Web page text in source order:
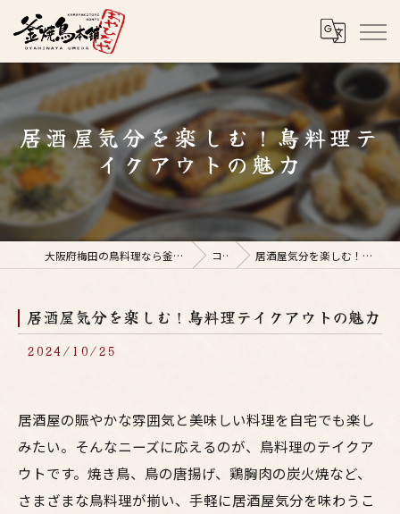
居酒屋気分を楽しむ！鳥料理テ
イクアウトの魅力
大阪府梅田の鳥料理なら釜焼鳥本舗おやひなや 梅田店 コラム 居酒屋気分を楽しむ！鳥料理テイクアウトの魅力
居酒屋気分を楽しむ！鳥料理テイクアウトの魅力
2024/10/25
居酒屋の賑やかな雰囲気と美味しい料理を自宅でも楽し
みたい。そんなニーズに応えるのが、鳥料理のテイクア
ウトです。焼き鳥、鳥の唐揚げ、鶏胸肉の炭火焼など、
さまざまな鳥料理が揃い、手軽に居酒屋気分を味わうこ